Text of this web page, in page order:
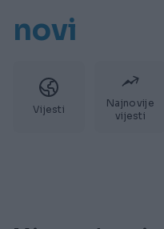
novi
Vijesti
Najnovije
vijesti